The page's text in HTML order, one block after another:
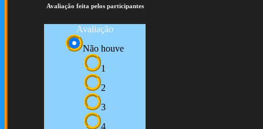
Avaliação feita pelos participantes
Avaliação
Não houve
1
2
3
4